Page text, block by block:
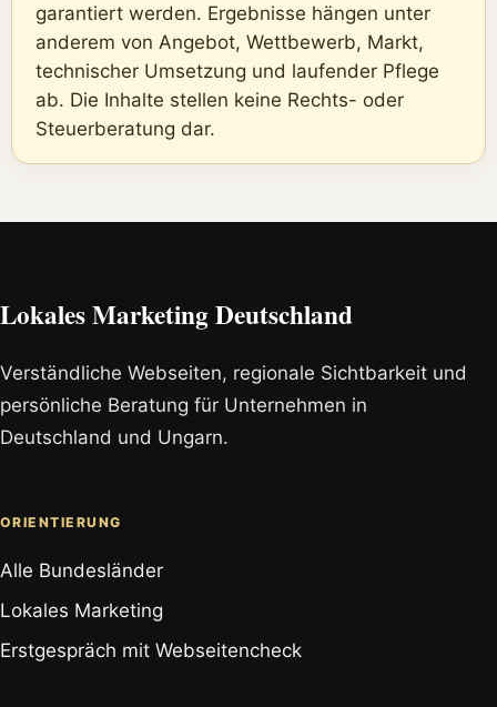
garantiert werden. Ergebnisse hängen unter
anderem von Angebot, Wettbewerb, Markt,
technischer Umsetzung und laufender Pflege
ab. Die Inhalte stellen keine Rechts- oder
Steuerberatung dar.
Lokales Marketing Deutschland
Verständliche Webseiten, regionale Sichtbarkeit und
persönliche Beratung für Unternehmen in
Deutschland und Ungarn.
ORIENTIERUNG
Alle Bundesländer
Lokales Marketing
Erstgespräch mit Webseitencheck